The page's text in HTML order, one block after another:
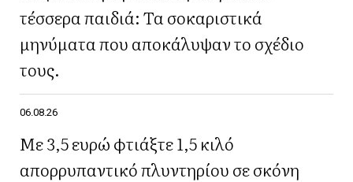
τέσσερα παιδιά: Τα σοκαριστικά
μηνύματα που αποκάλυψαν το σχέδιο
τους.
06.08.26
Με 3,5 ευρώ φτιάξτε 1,5 κιλό
απορρυπαντικό πλυντηρίου σε σκόνη